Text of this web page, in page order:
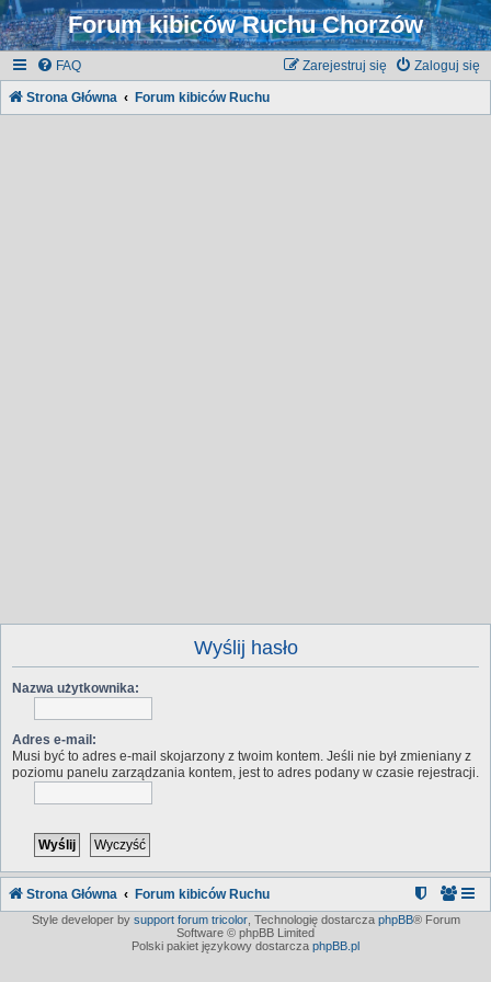
Forum kibiców Ruchu Chorzów
FAQ Zaloguj się
Zarejestruj się
Strona Główna Forum kibiców Ruchu
Wyślij hasło
Nazwa użytkownika:
Adres e-mail:
Musi być to adres e-mail skojarzony z twoim kontem. Jeśli nie był zmieniany z
poziomu panelu zarządzania kontem, jest to adres podany w czasie rejestracji.
Strona Główna Forum kibiców Ruchu
Style developer by support forum tricolor, Technologię dostarcza phpBB® Forum
Software © phpBB Limited
Polski pakiet językowy dostarcza phpBB.pl